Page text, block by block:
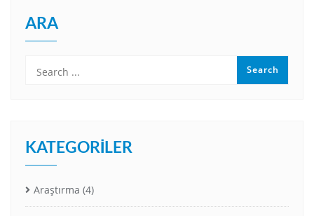
ARA
KATEGORILER
Araştırma (4)